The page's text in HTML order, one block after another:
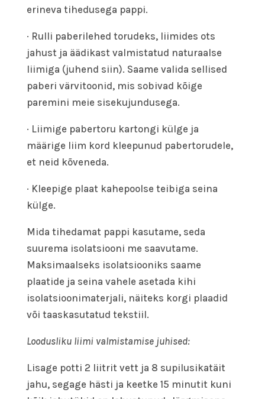
erineva tihedusega pappi.
· Rulli paberilehed torudeks, liimides ots
jahust ja äädikast valmistatud naturaalse
liimiga (juhend siin). Saame valida sellised
paberi värvitoonid, mis sobivad kõige
paremini meie sisekujundusega.
· Liimige pabertoru kartongi külge ja
määrige liim kord kleepunud pabertorudele,
et neid kõveneda.
· Kleepige plaat kahepoolse teibiga seina
külge.
Mida tihedamat pappi kasutame, seda
suurema isolatsiooni me saavutame.
Maksimaalseks isolatsiooniks saame
plaatide ja seina vahele asetada kihi
isolatsioonimaterjali, näiteks korgi plaadid
või taaskasutatud tekstiil.
Loodusliku liimi valmistamise juhised:
Lisage potti 2 liitrit vett ja 8 supilusikatäit
jahu, segage hästi ja keetke 15 minutit kuni